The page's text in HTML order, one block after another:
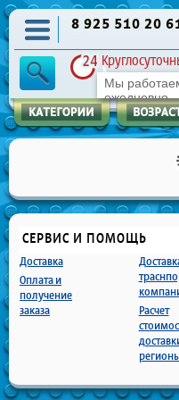
8 925 510 20
Мы
ежедневно
СЕРВИС И ПОМОЩЬ
Доставка
Оплата и
получение
заказа
Расчет